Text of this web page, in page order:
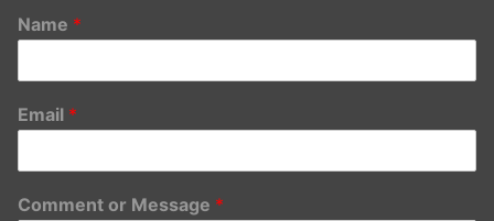
Name *
Email *
Comment or Message *